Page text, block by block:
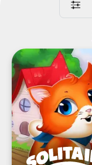
卡
牌
神
奇
之
旅:
趣
味
紙